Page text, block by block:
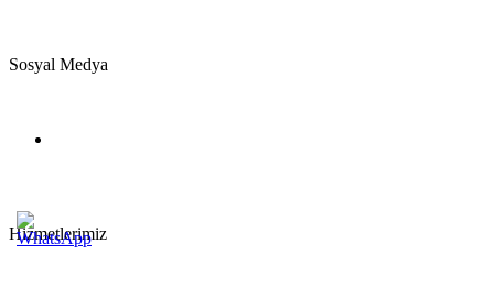
Sosyal Medya
Hizmetlerimiz